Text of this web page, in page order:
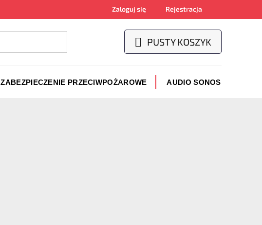
Zaloguj się Rejestracja
KOSZYK
PUSTY KOSZYK
ZABEZPIECZENIE PRZECIWPOŻAROWE AUDIO SONOS